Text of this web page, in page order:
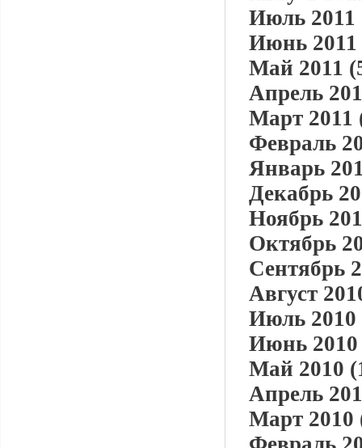
Июль 2011
Июнь 2011
Май 2011
Апрель
Март 2011
Февраль
Январь
Декабрь
Ноябрь
Октябрь
Сентябрь
Август
Июль 2010
Июнь 2010
Май 2010
Апрель
Март 2010